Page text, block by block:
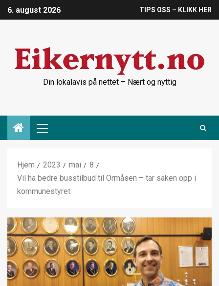
6. august 2026 TIPS OSS – KLIKK HER
Din lokalavis på nettet – Nært og nyttig
Hjem 2023 mai
8
Vil ha bedre busstilbud til Ormåsen – tar saken opp i
kommunestyret